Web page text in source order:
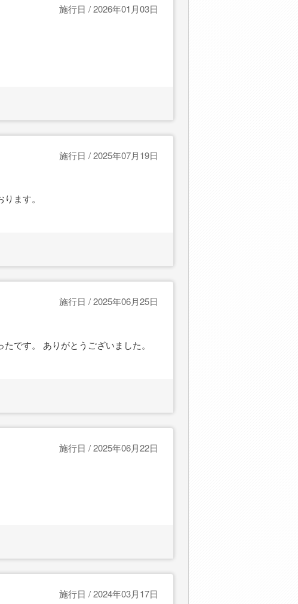
施行日 / 2026年01月03日
施行日 / 2025年07月19日
ます。
施行日 / 2025年06月25日
です。 ありがとうございました。
施行日 / 2025年06月22日
施行日 / 2024年03月17日